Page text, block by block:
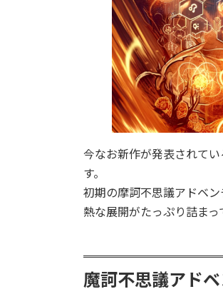
今なお新作が発表されて
す。
初期の摩訶不思議アドベ
熱な展開がたっぷり詰まっ
魔訶不思議アドベ